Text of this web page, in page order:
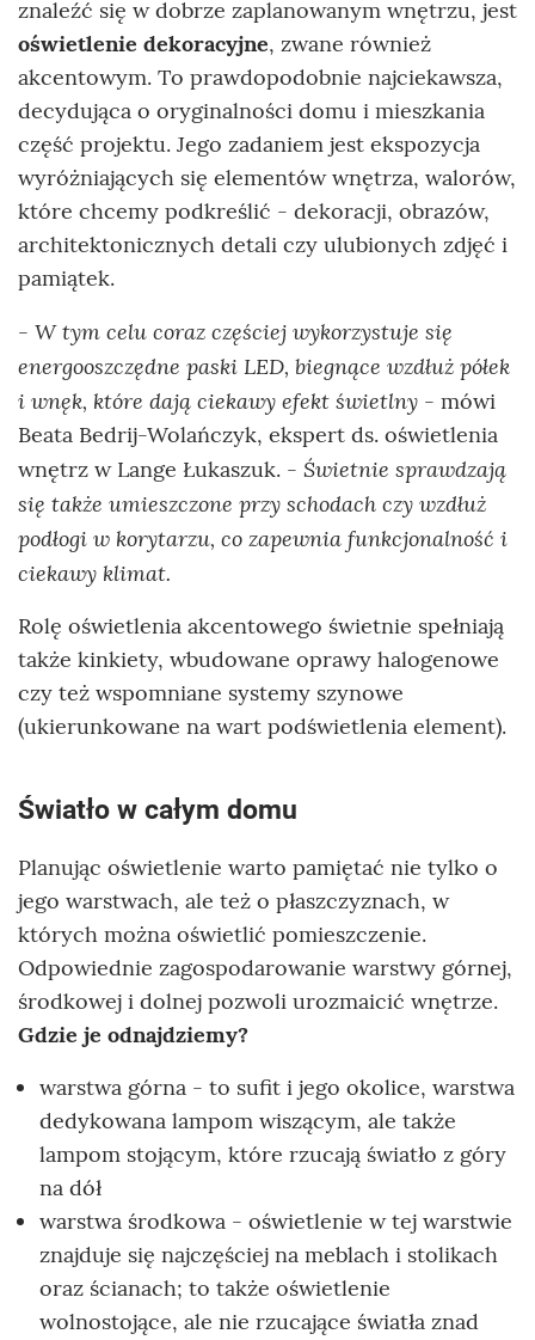
znaleźć się w dobrze zaplanowanym wnętrzu, jest
oświetlenie dekoracyjne, zwane również
akcentowym. To prawdopodobnie najciekawsza,
decydująca o oryginalności domu i mieszkania
część projektu. Jego zadaniem jest ekspozycja
wyróżniających się elementów wnętrza, walorów,
które chcemy podkreślić - dekoracji, obrazów,
architektonicznych detali czy ulubionych zdjęć i
pamiątek.
- W tym celu coraz częściej wykorzystuje się
energooszczędne paski LED, biegnące wzdłuż półek
i wnęk, które dają ciekawy efekt świetlny - mówi
Beata Bedrij-Wolańczyk, ekspert ds. oświetlenia
wnętrz w Lange Łukaszuk. - Świetnie sprawdzają
się także umieszczone przy schodach czy wzdłuż
podłogi w korytarzu, co zapewnia funkcjonalność i
ciekawy klimat.
Rolę oświetlenia akcentowego świetnie spełniają
także kinkiety, wbudowane oprawy halogenowe
czy też wspomniane systemy szynowe
(ukierunkowane na wart podświetlenia element).
Światło w całym domu
Planując oświetlenie warto pamiętać nie tylko o
jego warstwach, ale też o płaszczyznach, w
których można oświetlić pomieszczenie.
Odpowiednie zagospodarowanie warstwy górnej,
środkowej i dolnej pozwoli urozmaicić wnętrze.
Gdzie je odnajdziemy?
warstwa górna - to sufit i jego okolice, warstwa
dedykowana lampom wiszącym, ale także
lampom stojącym, które rzucają światło z góry
na dół
warstwa środkowa - oświetlenie w tej warstwie
znajduje się najczęściej na meblach i stolikach
oraz ścianach; to także oświetlenie
wolnostojące, ale nie rzucające światła znad